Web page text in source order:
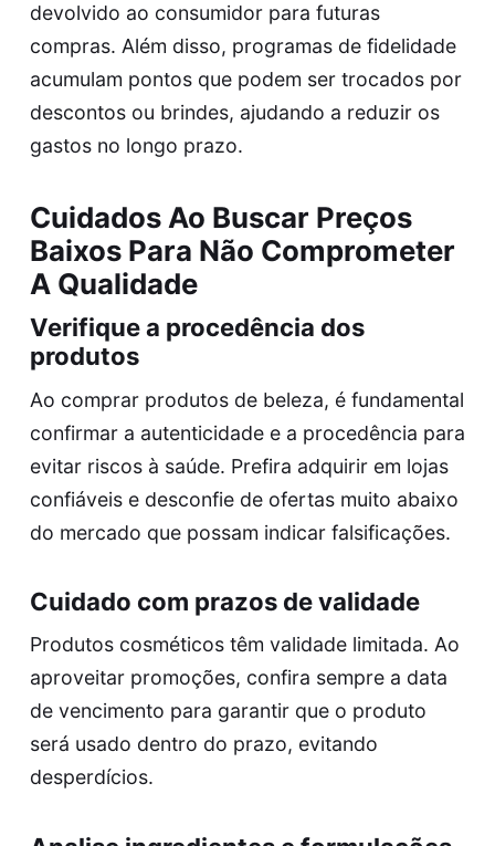
devolvido ao consumidor para futuras
compras. Além disso, programas de fidelidade
acumulam pontos que podem ser trocados por
descontos ou brindes, ajudando a reduzir os
gastos no longo prazo.
Cuidados Ao Buscar Preços
Baixos Para Não Comprometer
A Qualidade
Verifique a procedência dos
produtos
Ao comprar produtos de beleza, é fundamental
confirmar a autenticidade e a procedência para
evitar riscos à saúde. Prefira adquirir em lojas
confiáveis e desconfie de ofertas muito abaixo
do mercado que possam indicar falsificações.
Cuidado com prazos de validade
Produtos cosméticos têm validade limitada. Ao
aproveitar promoções, confira sempre a data
de vencimento para garantir que o produto
será usado dentro do prazo, evitando
desperdícios.